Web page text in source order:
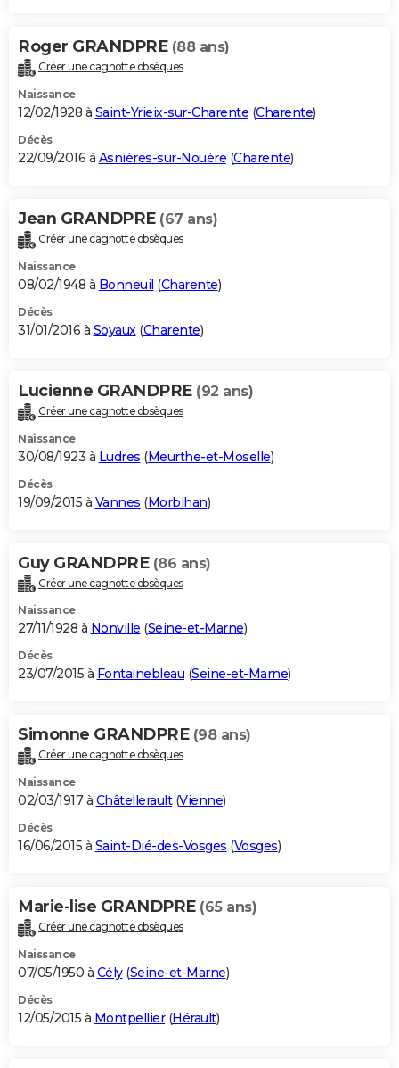
Roger GRANDPRE (88 ans)
Créer une cagnotte obsèques
Naissance
12/02/1928 à Saint-Yrieix-sur-Charente (Charente)
Décès
22/09/2016 à Asnières-sur-Nouère (Charente)
Jean GRANDPRE (67 ans)
Créer une cagnotte obsèques
Naissance
08/02/1948 à Bonneuil (Charente)
Décès
31/01/2016 à Soyaux(Charente)
Lucienne GRANDPRE (92 ans)
Créer une cagnotte obsèques
Naissance
30/08/1923 à Ludres (Meurthe-et-Moselle)
Décès
19/09/2015 à Vannes (Morbihan)
Guy GRANDPRE (86 ans)
Créer une cagnotte obsèques
Naissance
27/11/1928 à Nonville (Seine-et-Marne)
Décès
23/07/2015 à Fontainebleau (Seine-et-Marne)
Simonne GRANDPRE (98 ans)
Créer une cagnotte obsèques
Naissance
02/03/1917 à Châtellerault(Vienne)
Décès
16/06/2015 à Saint-Dié-des-Vosges (Vosges)
Marie-lise GRANDPRE (65 ans)
Créer une cagnotte obsèques
Naissance
07/05/1950 à Cély(Seine-et-Marne)
Décès
12/05/2015 à Montpellier(Hérault)